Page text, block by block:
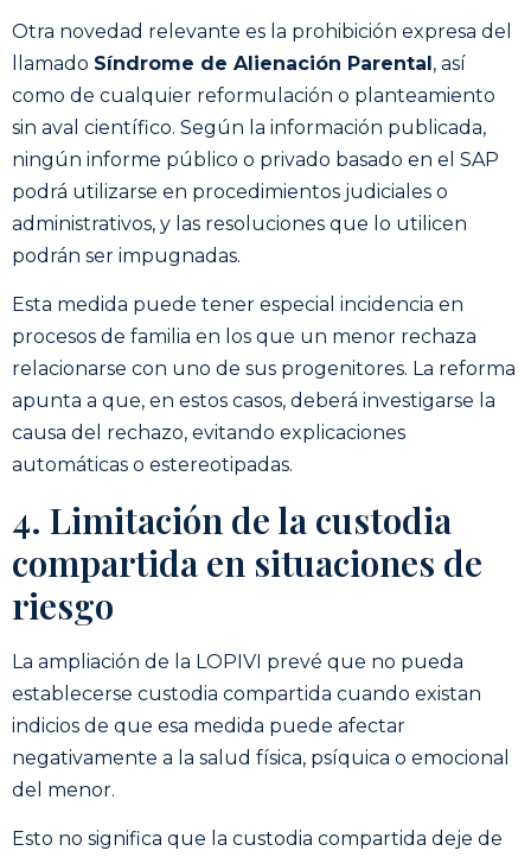
Otra novedad relevante es la prohibición expresa del
llamado Síndrome de Alienación Parental, así
como de cualquier reformulación o planteamiento
sin aval científico. Según la información publicada,
ningún informe público o privado basado en el SAP
podrá utilizarse en procedimientos judiciales o
administrativos, y las resoluciones que lo utilicen
podrán ser impugnadas.
Esta medida puede tener especial incidencia en
procesos de familia en los que un menor rechaza
relacionarse con uno de sus progenitores. La reforma
apunta a que, en estos casos, deberá investigarse la
causa del rechazo, evitando explicaciones
automáticas o estereotipadas.
4. Limitación de la custodia
compartida en situaciones de
riesgo
La ampliación de la LOPIVI prevé que no pueda
establecerse custodia compartida cuando existan
indicios de que esa medida puede afectar
negativamente a la salud física, psíquica o emocional
del menor.
Esto no significa que la custodia compartida deje de